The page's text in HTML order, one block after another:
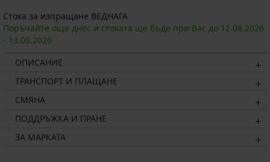
Стока за изпращане ВЕДНАГА
Поръчайте още днес и стоката ще бъде при Вас до 12.08.2026
- 13.08.2026
ОПИСАНИЕ
ТРАНСПОРТ И ПЛАЩАНЕ
СМЯНА
ПОДДРЪЖКА И ПРАНЕ
ЗА МАРКАТА